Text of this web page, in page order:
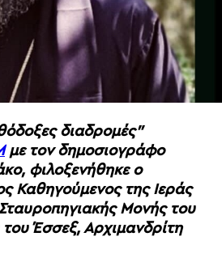
διαδρομές”
με τον δημοσιογράφο
φιλοξενήθηκε ο
Καθηγούμενος της Ιεράς
Μονής του
Έσσεξ, Αρχιμανδρίτη